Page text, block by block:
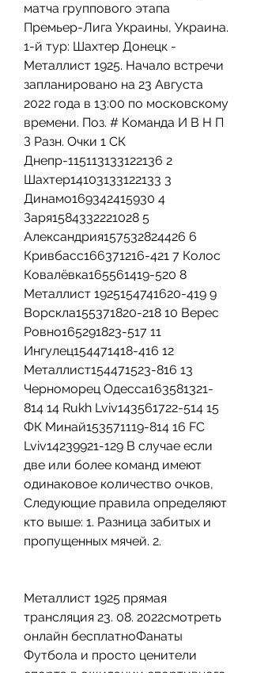
матча группового этапа
Премьер-Лига Украины, Украина.
1-й тур: Шахтер Донецк -
Металлист 1925. Начало встречи
запланировано на 23 Августа
2022 года в 13:00 по московскому
времени. Поз. # Команда И В Н П
З Разн. Очки 1 СК
Днепр-115113133122136 2
Шахтер14103133122133 3
Динамо169342415930 4
Заря1584332221028 5
Александрия157532824426 6
Кривбасс166371216-421 7 Колос
Ковалёвка165561419-520 8
Металлист 1925154741620-419 9
Ворскла155371820-218 10 Верес
Ровно165291823-517 11
Ингулец154471418-416 12
Металлист154471523-816 13
Черноморец Одесса163581321-
814 14 Rukh Lviv143561722-514 15
ФК Минай153571119-814 16 FC
Lviv14239921-129 В случае если
две или более команд имеют
одинаковое количество очков,
Следующие правила определяют
кто выше: 1. Разница забитых и
пропущенных мячей. 2.
Металлист 1925 прямая
трансляция 23. 08. 2022смотреть
онлайн бесплатноФанаты
Футбола и просто ценители